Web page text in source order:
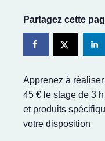
Partagez cette
Apprenez à
45 € le stage de 3
et produits
votre disposition